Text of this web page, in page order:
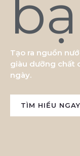
Tạo ra nguồn
giàu dưỡng chất
ngày.
TÌM HIỂU NGAY